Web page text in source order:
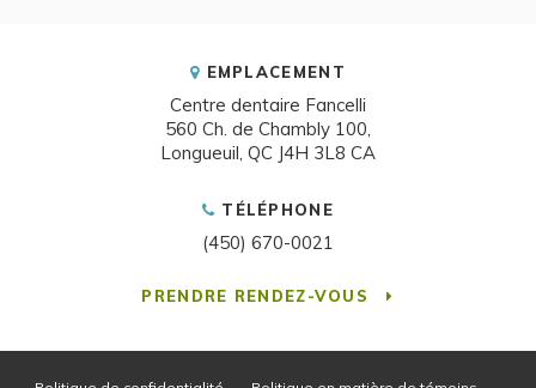
EMPLACEMENT
Centre dentaire Fancelli
560 Ch. de Chambly 100
Longueuil QC J4H 3L8 CA
TÉLÉPHONE
(450) 670-0021
PRENDRE RENDEZ-VOUS